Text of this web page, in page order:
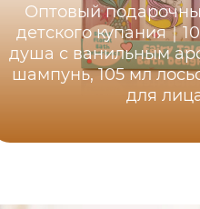
Оптовый
детского купания｜
душа с ванильным
шампунь, 105 мл
для